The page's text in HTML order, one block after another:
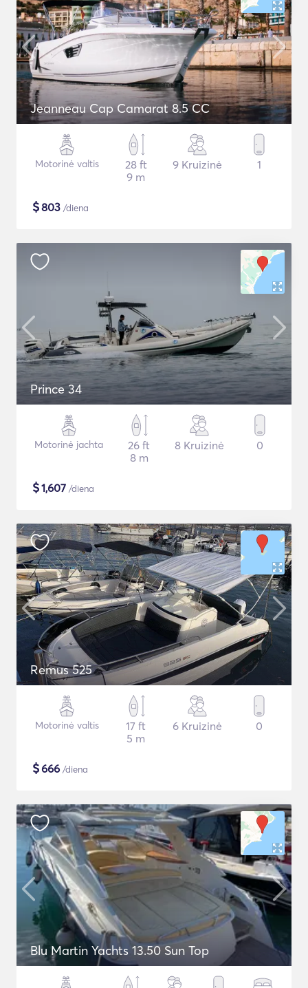
Jeanneau Cap Camarat 8.5 CC
Motorinė valtis
28 ft
9 m
9 Kruizinė 1
$803 /diena
Prince 34
Motorinė jachta
26 ft
8 m
8 Kruizinė 0
$1,607 /diena
Remus 525
Motorinė valtis
17 ft
5 m
6 Kruizinė 0
$666 /diena
Blu Martin Yachts 13.50 Sun Top